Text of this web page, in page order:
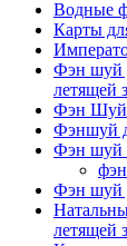
Водные
Карты
Фэн шуй
летящей
Фэн Шуй
Фэншуй
Фэн шуй
Фэн шуй
летящей